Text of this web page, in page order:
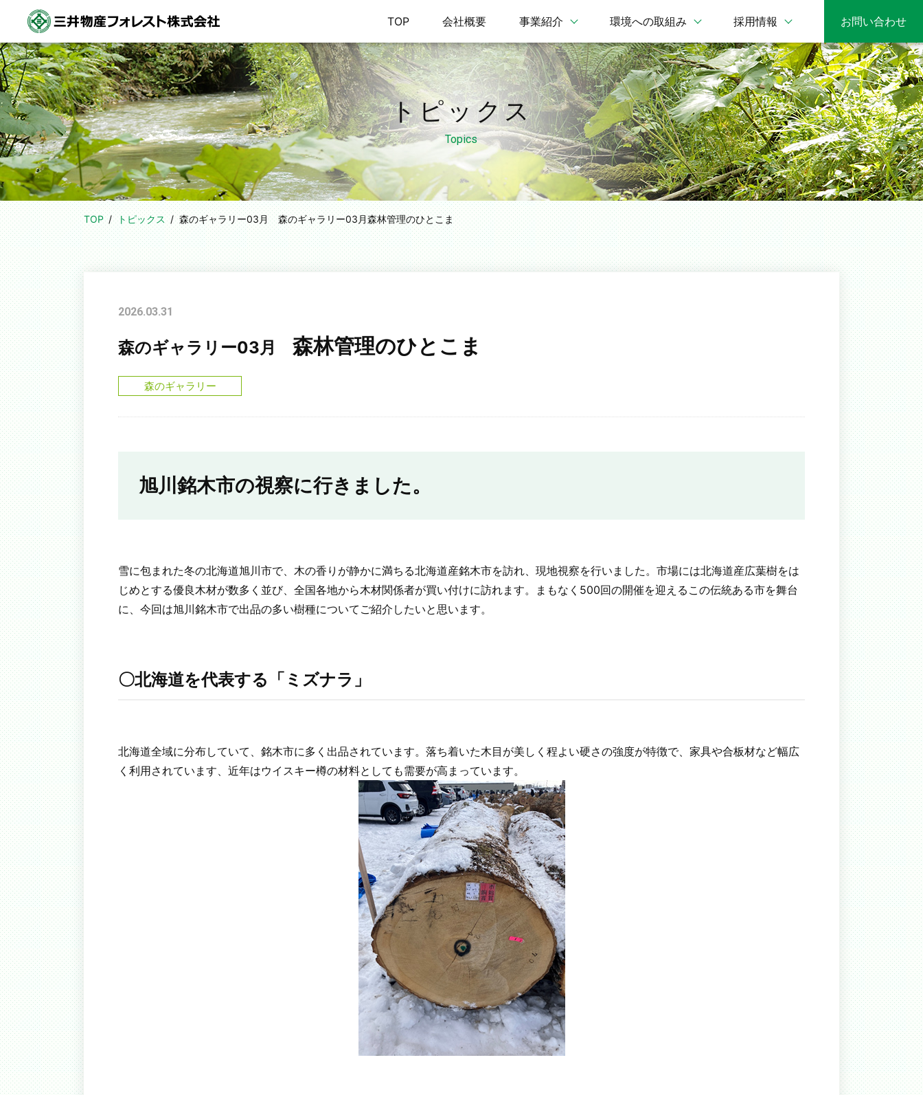
TOP 会社概要 事業紹介 環境への取組み 採用情報 お問い合わせ
トピックス
Topics
TOP トピックス 森のギャラリー03月森のギャラリー03月森林管理のひとこま
2026.03.31
森のギャラリー03月 森林管理のひとこま
森のギャラリー
旭川銘木市の視察に行きました。
雪に包まれた冬の北海道旭川市で、木の香りが静かに満ちる北海道産銘木市を訪れ、現地視察を行いました。市場には北海道産広葉樹をは
じめとする優良木材が数多く並び、全国各地から木材関係者が買い付けに訪れます。まもなく500回の開催を迎えるこの伝統ある市を舞台
に、今回は旭川銘木市で出品の多い樹種についてご紹介したいと思います。
〇北海道を代表する「ミズナラ」
北海道全域に分布していて、銘木市に多く出品されています。落ち着いた木目が美しく程よい硬さの強度が特徴で、家具や合板材など幅広
く利用されています、近年はウイスキー樽の材料としても需要が高まっています。